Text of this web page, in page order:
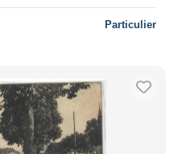
Particulier